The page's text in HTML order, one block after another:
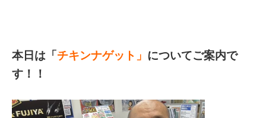
本日は「 チキンナゲット」 についてご案内で
す！！